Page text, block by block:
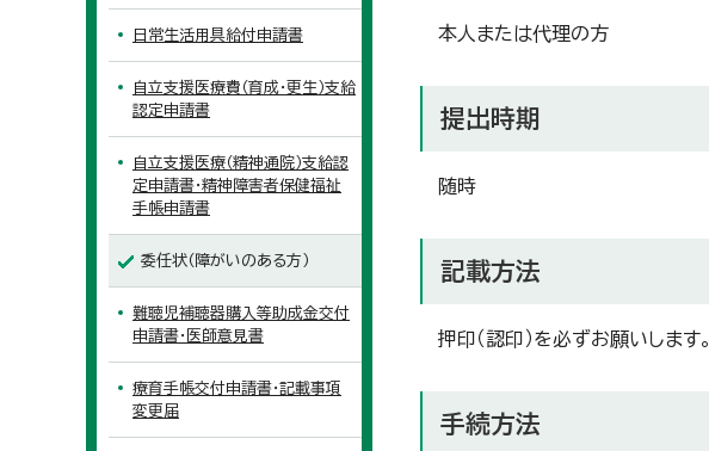
本人または代理の方
提出時期
随時
記載方法
押印（認印）を必ずお願いします。
手続方法
日常生活用具給付申請書
自立支援医療費（育成・更生）支給
認定申請書
自立支援医療（精神通院）支給認
定申請書・精神障害者保健福祉
手帳申請書
委任状（障がいのある方）
難聴児補聴器購入等助成金交付
申請書・医師意見書
療育手帳交付申請書・記載事項
変更届